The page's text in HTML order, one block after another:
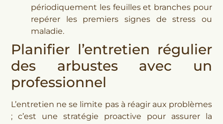
périodiquement les feuilles et branches pour
repérer les premiers signes de stress ou
maladie.
Planifier l’entretien régulier
des arbustes avec un
professionnel
L’entretien ne se limite pas à réagir aux problèmes
; c’est une stratégie proactive pour assurer la